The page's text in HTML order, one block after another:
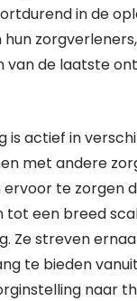
in de
van de laatste
is actief in
met andere
ervoor te zorgen
tot een breed
Ze streven
te bieden
naar